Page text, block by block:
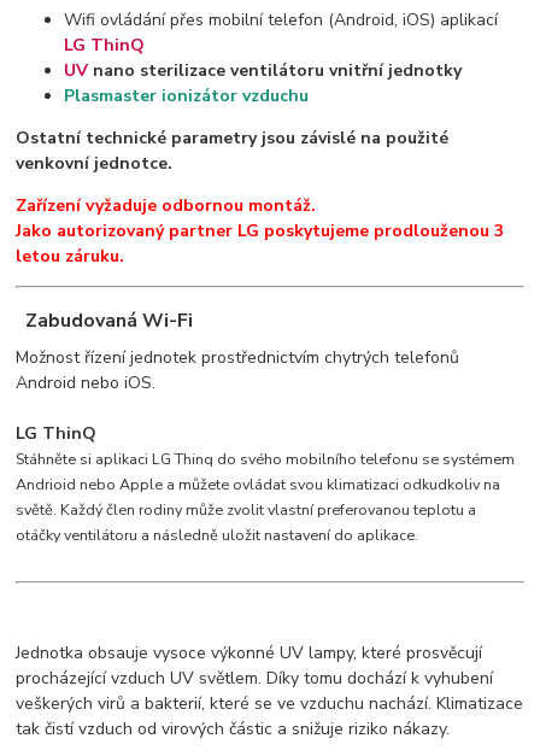
Wifi ovládání přes mobilní telefon (Android, iOS) aplikací
LG ThinQ
UV nano sterilizace ventilátoru vnitřní jednotky
Plasmaster ionizátor vzduchu
Ostatní technické parametry jsou závislé na použité
venkovní jednotce.
Zařízení vyžaduje odbornou montáž.
Jako autorizovaný partner LG poskytujeme prodlouženou 3
letou záruku.
Zabudovaná Wi-Fi
Možnost řízení jednotek prostřednictvím chytrých telefonů
Android nebo iOS.
LG ThinQ
Stáhněte si aplikaci LG Thinq do svého mobilního telefonu se systémem
Andrioid nebo Apple a můžete ovládat svou klimatizaci odkudkoliv na
světě. Každý člen rodiny může zvolit vlastní preferovanou teplotu a
otáčky ventilátoru a následně uložit nastavení do aplikace.
Jednotka obsauje vysoce výkonné UV lampy, které prosvěcují
procházející vzduch UV světlem. Díky tomu dochází k vyhubení
veškerých virů a bakterií, které se ve vzduchu nachází. Klimatizace
tak čistí vzduch od virových částic a snižuje riziko nákazy.